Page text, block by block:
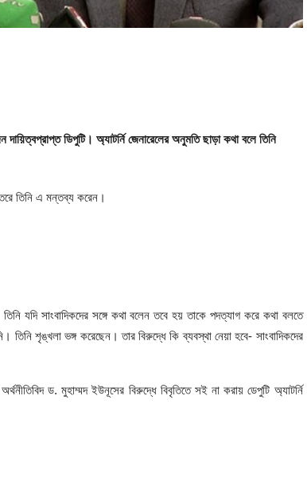
ডিপুটি। অ্যাটর্নি জেনারেলের অনুমতি ছাড়া কথা বলে তিনি
তিনি এ মন্তব্য করেন।
যদি সাংবাদিকদের সঙ্গে কথা বলেন তবে হয় তাকে পদত্যাগ করে কথা বলতে
শৃঙ্খলা ভঙ্গ করেছেন। তার বিরুদ্ধে কি ব্যবস্থা নেয়া হবে- সাংবাদিকদের
ড. মুহাম্মদ ইউনূসের বিরুদ্ধে বিবৃতিতে সই না করায় ডেপুটি অ্যাটর্নি